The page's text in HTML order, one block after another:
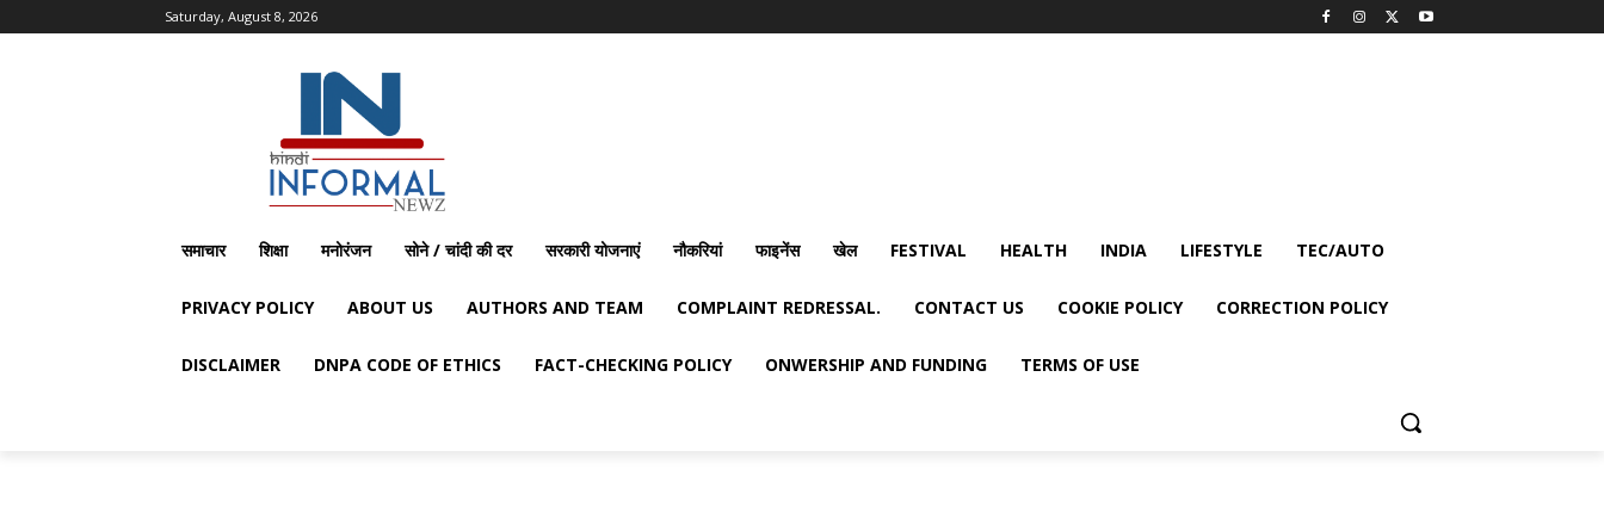
Saturday, August 8, 2026
समाचार शिक्षा मनोरंजन सोने / चांदी की दर सरकारी योजनाएं नौकरियां फाइनेंस खेल FESTIVAL HEALTH INDIA LIFESTYLE TEC/AUTO
PRIVACY POLICY ABOUT US AUTHORS AND TEAM COMPLAINT REDRESSAL. CONTACT US COOKIE POLICY CORRECTION POLICY
DISCLAIMER DNPA CODE OF ETHICS FACT-CHECKING POLICY ONWERSHIP AND FUNDING TERMS OF USE